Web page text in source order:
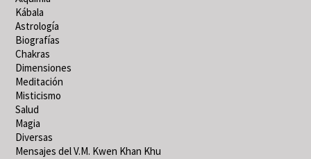
Kábala
Astrología
Biografías
Chakras
Dimensiones
Meditación
Misticismo
Salud
Magia
Diversas
Mensajes del V.M. Kwen Khan Khu